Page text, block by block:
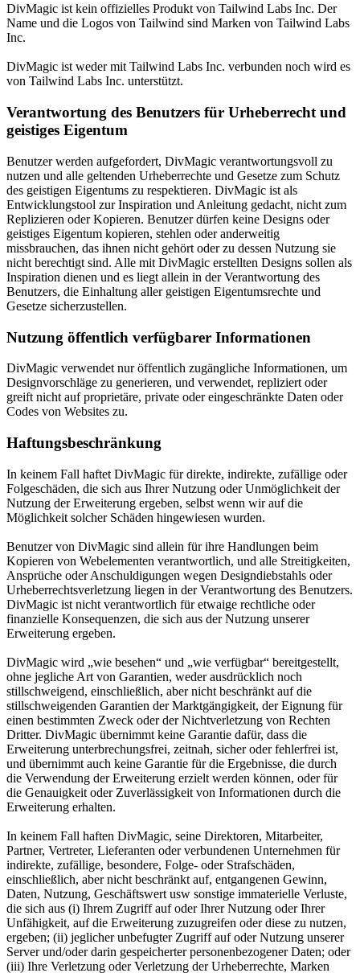
DivMagic ist kein offizielles Produkt von Tailwind Labs Inc. Der
Name und die Logos von Tailwind sind Marken von Tailwind Labs
Inc.
DivMagic ist weder mit Tailwind Labs Inc. verbunden noch wird es
von Tailwind Labs Inc. unterstützt.
Verantwortung des Benutzers für Urheberrecht und
geistiges Eigentum
Benutzer werden aufgefordert, DivMagic verantwortungsvoll zu
nutzen und alle geltenden Urheberrechte und Gesetze zum Schutz
des geistigen Eigentums zu respektieren. DivMagic ist als
Entwicklungstool zur Inspiration und Anleitung gedacht, nicht zum
Replizieren oder Kopieren. Benutzer dürfen keine Designs oder
geistiges Eigentum kopieren, stehlen oder anderweitig
missbrauchen, das ihnen nicht gehört oder zu dessen Nutzung sie
nicht berechtigt sind. Alle mit DivMagic erstellten Designs sollen als
Inspiration dienen und es liegt allein in der Verantwortung des
Benutzers, die Einhaltung aller geistigen Eigentumsrechte und
Gesetze sicherzustellen.
Nutzung öffentlich verfügbarer Informationen
DivMagic verwendet nur öffentlich zugängliche Informationen, um
Designvorschläge zu generieren, und verwendet, repliziert oder
greift nicht auf proprietäre, private oder eingeschränkte Daten oder
Codes von Websites zu.
Haftungsbeschränkung
In keinem Fall haftet DivMagic für direkte, indirekte, zufällige oder
Folgeschäden, die sich aus Ihrer Nutzung oder Unmöglichkeit der
Nutzung der Erweiterung ergeben, selbst wenn wir auf die
Möglichkeit solcher Schäden hingewiesen wurden.
Benutzer von DivMagic sind allein für ihre Handlungen beim
Kopieren von Webelementen verantwortlich, und alle Streitigkeiten,
Ansprüche oder Anschuldigungen wegen Designdiebstahls oder
Urheberrechtsverletzung liegen in der Verantwortung des Benutzers.
DivMagic ist nicht verantwortlich für etwaige rechtliche oder
finanzielle Konsequenzen, die sich aus der Nutzung unserer
Erweiterung ergeben.
DivMagic wird „wie besehen“ und „wie verfügbar“ bereitgestellt,
ohne jegliche Art von Garantien, weder ausdrücklich noch
stillschweigend, einschließlich, aber nicht beschränkt auf die
stillschweigenden Garantien der Marktgängigkeit, der Eignung für
einen bestimmten Zweck oder der Nichtverletzung von Rechten
Dritter. DivMagic übernimmt keine Garantie dafür, dass die
Erweiterung unterbrechungsfrei, zeitnah, sicher oder fehlerfrei ist,
und übernimmt auch keine Garantie für die Ergebnisse, die durch
die Verwendung der Erweiterung erzielt werden können, oder für
die Genauigkeit oder Zuverlässigkeit von Informationen durch die
Erweiterung erhalten.
In keinem Fall haften DivMagic, seine Direktoren, Mitarbeiter,
Partner, Vertreter, Lieferanten oder verbundenen Unternehmen für
indirekte, zufällige, besondere, Folge- oder Strafschäden,
einschließlich, aber nicht beschränkt auf, entgangenen Gewinn,
Daten, Nutzung, Geschäftswert usw sonstige immaterielle Verluste,
die sich aus (i) Ihrem Zugriff auf oder Ihrer Nutzung oder Ihrer
Unfähigkeit, auf die Erweiterung zuzugreifen oder diese zu nutzen,
ergeben; (ii) jeglicher unbefugter Zugriff auf oder Nutzung unserer
Server und/oder darin gespeicherter personenbezogener Daten; oder
(iii) Ihre Verletzung oder Verletzung der Urheberrechte, Marken